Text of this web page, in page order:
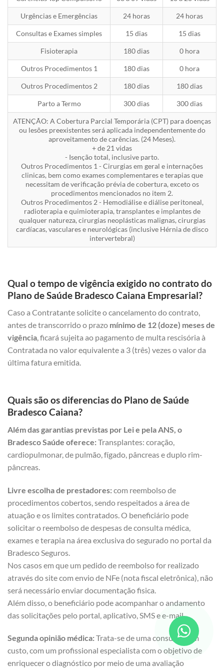
Urgências e Emergências 24 horas 24 horas
Consultas e Exames simples 15 dias 15 dias
Fisioterapia 180 dias 0 hora
Outros Procedimentos 1 180 dias 0 hora
Outros Procedimentos 2 180 dias 180 dias
Parto a Termo 300 dias 300 dias
ATENÇÃO: A Cobertura Parcial Temporária (CPT) para doenças
ou lesões preexistentes será aplicada independentemente do
aproveitamento de carências. (24 Meses).
+ de 21 vidas
- Isenção total, inclusive parto.
Outros Procedimentos 1 - Cirurgias em geral e internações
clinicas, bem como exames complementares e terapias que
necessitam de verificação prévia de cobertura, exceto os
procedimentos mencionados no item 2.
Outros Procedimentos 2 - Hemodiálise e diálise peritoneal,
radioterapia e quimioterapia, transplantes e implantes de
qualquer natureza, cirurgias neoplásticas malignas, cirurgias
cardíacas, vasculares e neurológicas (inclusive Hérnia de disco
intervertebral)
Qual o tempo de vigência exigido no contrato do
Plano de Saúde Bradesco Caiana Empresarial?
Caso a Contratante solicite o cancelamento do contrato,
antes de transcorrido o prazo mínimo de 12 (doze) meses de
vigência, ficará sujeita ao pagamento de multa rescisória à
Contratada no valor equivalente a 3 (três) vezes o valor da
última fatura emitida.
Quais são os diferencias do Plano de Saúde
Bradesco Caiana?
Além das garantias previstas por Lei e pela ANS, o
Bradesco Saúde oferece:Transplantes: coração,
cardiopulmonar, de pulmão, fígado, pâncreas e duplo rim-
pâncreas.
Livre escolha de prestadores:com reembolso de
procedimentos cobertos, sendo respeitados a área de
atuação e os limites contratados. O beneficiário pode
solicitar o reembolso de despesas de consulta médica,
exames e terapia na área exclusiva do segurado no portal da
Bradesco Seguros.
Nos casos em que um pedido de reembolso for realizado
através do site com envio de NFe (nota fiscal eletrônica), não
será necessário enviar documentação fisica.
Além disso, o beneficiário pode acompanhar o andamento
das solicitações pelo portal, aplicativo, SMS e e-mail.
Segunda opinião médica:Trata-se de uma consulta, sem
custo, com um profissional especialista com o objetivo de
enriquecer o diagnóstico por meio de uma avaliação